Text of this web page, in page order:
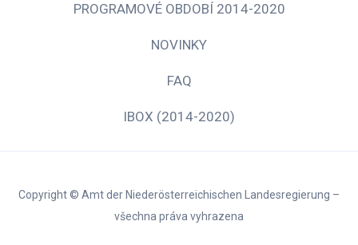
PROGRAMOVÉ OBDOBÍ 2014-2020
NOVINKY
FAQ
IBOX (2014-2020)
Copyright © Amt der Niederösterreichischen Landesregierung –
všechna práva vyhrazena